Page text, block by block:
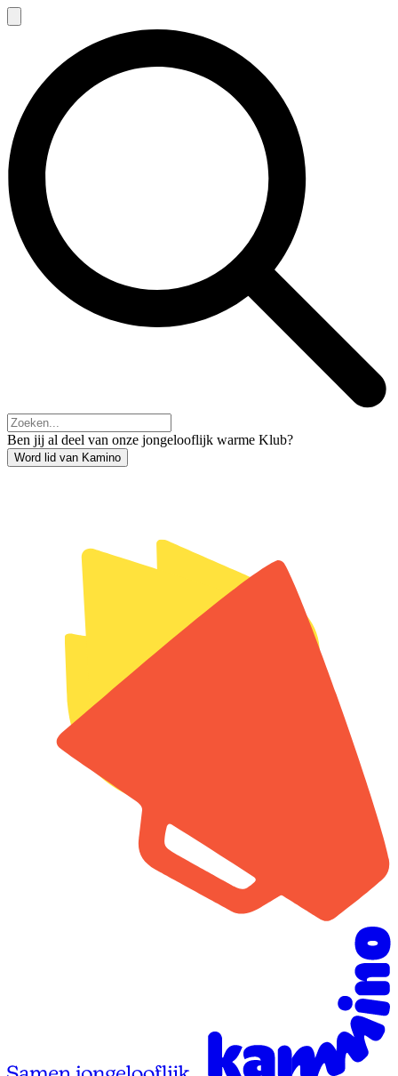
Ben jij al deel van onze jongelooflijk warme Klub?
Word lid van Kamino